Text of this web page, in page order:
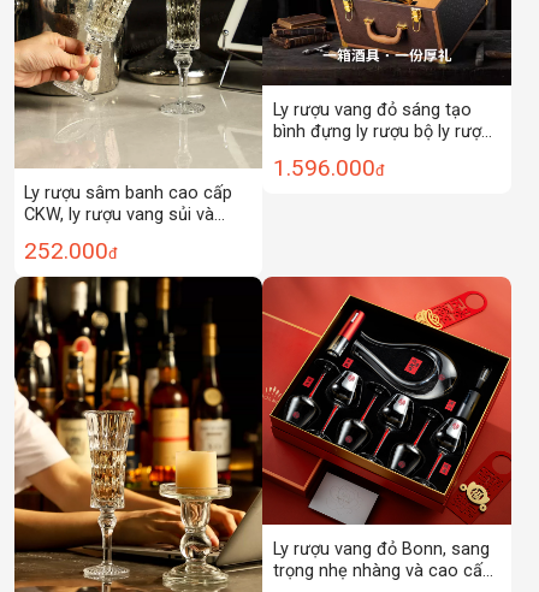
Ly rượu sâm banh cao cấp
CKW, ly rượu vang sủi và
trọng nhẹ nhàng, bộ ly uống
rượu gia dụng
252.000đ
Ly rượu vang đỏ sáng tạo
bình đựng ly rượu bộ ly rượu
dụng bộ rượu hộp quà tặng
1.596.000đ
Ly rượu vang đỏ Bonn, sang
trọng nhẹ nhàng và cao cấp,